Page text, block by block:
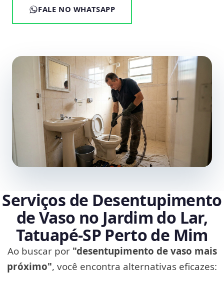
FALE NO WHATSAPP
Serviços de Desentupimento
de Vaso no Jardim do Lar,
Tatuapé‑SP Perto de Mim
Ao buscar por "desentupimento de vaso mais
próximo", você encontra alternativas eficazes: